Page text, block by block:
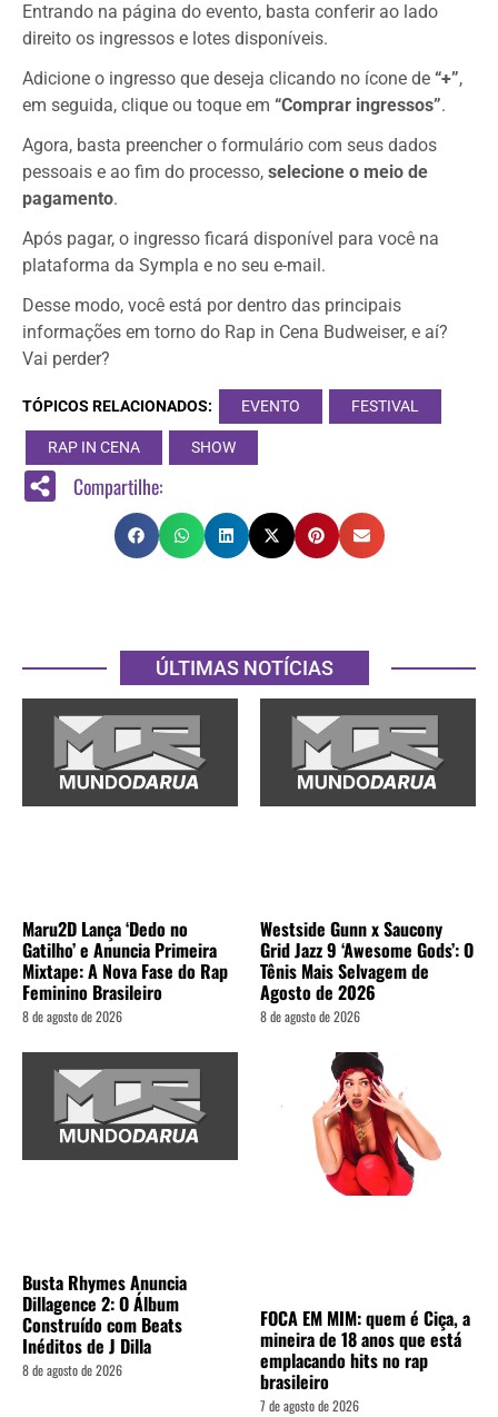
Entrando na página do evento, basta conferir ao lado
direito os ingressos e lotes disponíveis.
Adicione o ingresso que deseja clicando no ícone de “+”,
em seguida, clique ou toque em “Comprar ingressos”.
Agora, basta preencher o formulário com seus dados
pessoais e ao fim do processo, selecione o meio de
pagamento.
Após pagar, o ingresso ficará disponível para você na
plataforma da Sympla e no seu e-mail.
Desse modo, você está por dentro das principais
informações em torno do Rap in Cena Budweiser, e aí?
Vai perder?
TÓPICOS RELACIONADOS: EVENTO FESTIVAL
RAP IN CENA SHOW
Compartilhe:
ÚLTIMAS NOTÍCIAS
Maru2D Lança ‘Dedo no
Gatilho’ e Anuncia Primeira
Mixtape: A Nova Fase do Rap
Feminino Brasileiro
8 de agosto de 2026
Westside Gunn x Saucony
Grid Jazz 9 ‘Awesome Gods’: O
Tênis Mais Selvagem de
Agosto de 2026
8 de agosto de 2026
Busta Rhymes Anuncia
Dillagence 2: O Álbum
Construído com Beats
Inéditos de J Dilla
8 de agosto de 2026
FOCA EM MIM: quem é Ciça, a
mineira de 18 anos que está
emplacando hits no rap
brasileiro
7 de agosto de 2026